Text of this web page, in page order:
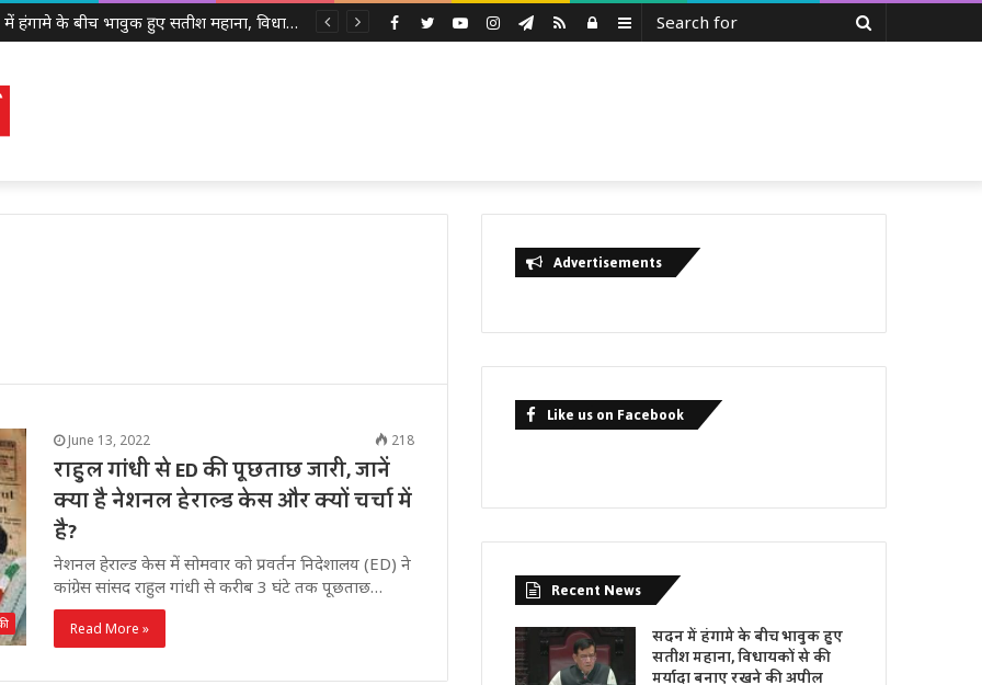
सदन में हंगामे के बीच भावुक हुए सतीश महाना, विधायकों से की मर्यादा बनाए रखने की अपील Sidebar
Log
RSS
Telegram
Instagram
YouTube
Twitter
Facebook
June 13, 2022 218
राहुल गांधी से ED की पूछताछ जारी, जानें
क्या है नेशनल हेराल्ड केस और क्यों चर्चा में
है?
नेशनल हेराल्ड केस में सोमवार को प्रवर्तन निदेशालय (ED) ने
कांग्रेस सांसद राहुल गांधी से करीब 3 घंटे तक पूछताछ…
Read More »
Advertisements
Like us on Facebook
Recent News
सदन में हंगामे के बीच भावुक हुए
सतीश महाना, विधायकों से की
मर्यादा बनाए रखने की अपील